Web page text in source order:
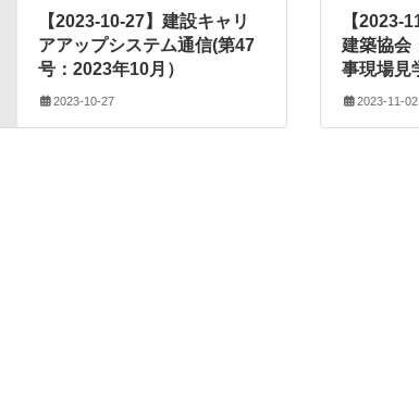
【2023-10-27】建設キャリ
アアップシステム通信(第47
号：2023年10月）
2023-10-27
【2023-
建築協会
事現場見
2023-11-02